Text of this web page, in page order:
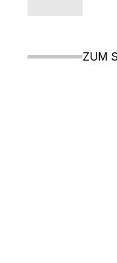
ZUM